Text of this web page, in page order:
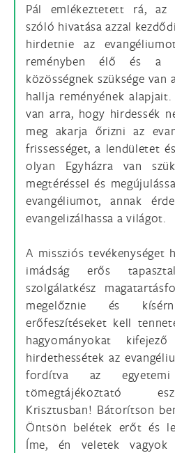
Pál emlékeztetett rá, az
szóló hivatása azzal
hirdetnie az
reményben élő és a
közösségnek szüksége
hallja reményének alapjait.
van arra, hogy hirdessék
meg akarja őrizni az
frissességet, a lendületet
olyan Egyházra van
megtéréssel és
evangéliumot, annak
evangelizálhassa a világot.
A missziós tevékenységet
imádság erős
szolgálatkész
megelőznie és
erőfeszítéseket kell
hagyományokat
hirdethessétek az
fordítva az
tömegtájékoztató
Krisztusban! Bátorítson
Öntsön belétek erőt és
Íme, én veletek